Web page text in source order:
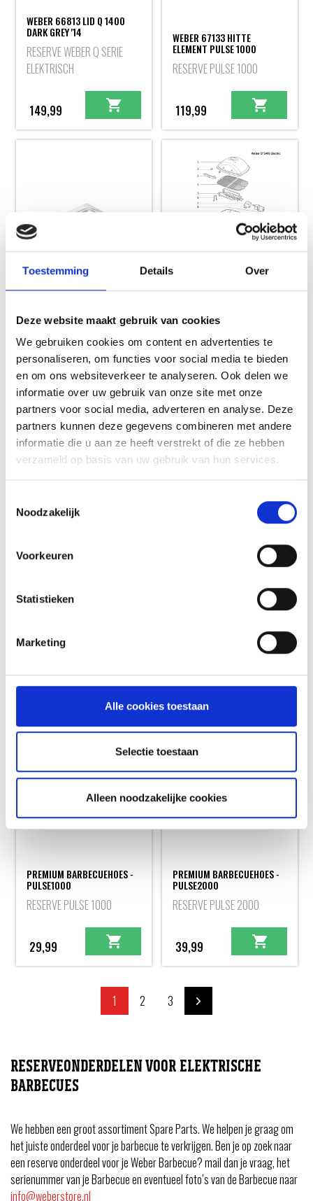
Toestemming Details Over
Deze website maakt gebruik van cookies
We gebruiken cookies om content en advertenties te
personaliseren, om functies voor social media te bieden
en om ons websiteverkeer te analyseren. Ook delen we
informatie over uw gebruik van onze site met onze
partners voor social media, adverteren en analyse. Deze
partners kunnen deze gegevens combineren met andere
informatie die u aan ze heeft verstrekt of die ze hebben
verzameld op basis van uw gebruik van hun services.
Noodzakelijk
Voorkeuren
Statistieken
Marketing
Alle cookies toestaan
Selectie toestaan
Alleen noodzakelijke cookies
WEBER 66813 LID Q 1400
DARK GREY '14
RESERVE WEBER Q SERIE
ELEKTRISCH
149,99
WEBER 67133 HITTE
ELEMENT PULSE 1000
RESERVE PULSE 1000
119,99
WEBER 67047 CATCH PAN,
SPIRIT II, PULSE, TRAVELER
RESERVE PULSE 1000
14,99
DARK GRAY, Q 240/2400,
RESERVE WEBER Q SERIE
ELEKTRISCH
179,99
WEBER 67132 FOOT RUBBER
RESERVE PULSE 1000
19,99
RESERVE PULSE 2000
159,99
PREMIUM BARBECUEHOES -
PULSE1000
RESERVE PULSE 1000
29,99
PREMIUM BARBECUEHOES -
PULSE2000
RESERVE PULSE 2000
39,99
1 2 3
RESERVEONDERDELEN VOOR ELEKTRISCHE
BARBECUES
We hebben een groot assortiment Spare Parts. We helpen je graag om
het juiste onderdeel voor je barbecue te verkrijgen. Ben je op zoek naar
een reserve onderdeel voor je Weber Barbecue? mail dan je vraag, het
serienummer van je Barbecue en eventueel foto’s van de Barbecue naar
info@weberstore.nl